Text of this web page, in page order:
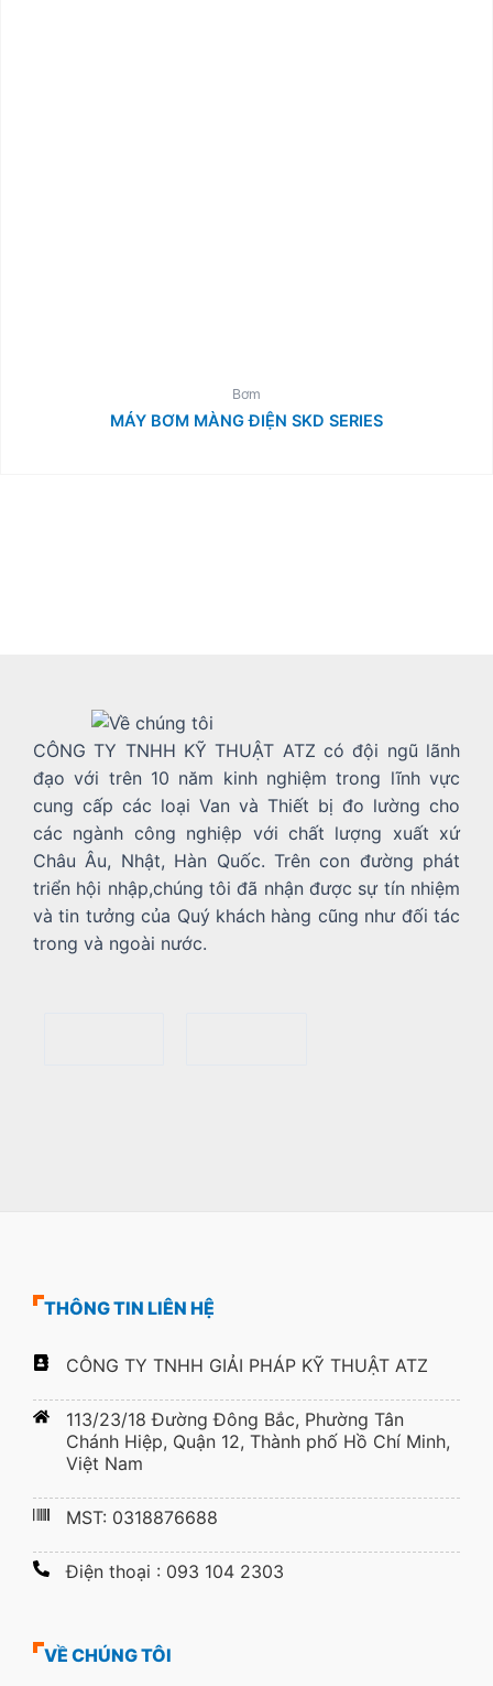
Bơm
MÁY BƠM MÀNG ĐIỆN SKD SERIES
CÔNG TY TNHH KỸ THUẬT ATZ có đội ngũ lãnh
đạo với trên 10 năm kinh nghiệm trong lĩnh vực
cung cấp các loại Van và Thiết bị đo lường cho
các ngành công nghiệp với chất lượng xuất xứ
Châu Âu, Nhật, Hàn Quốc. Trên con đường phát
triển hội nhập,chúng tôi đã nhận được sự tín nhiệm
và tin tưởng của Quý khách hàng cũng như đối tác
trong và ngoài nước.
THÔNG TIN LIÊN HỆ
CÔNG TY TNHH GIẢI PHÁP KỸ THUẬT ATZ
113/23/18 Đường Đông Bắc, Phường Tân
Chánh Hiệp, Quận 12, Thành phố Hồ Chí Minh,
Việt Nam
MST: 0318876688
Điện thoại : 093 104 2303
VỀ CHÚNG TÔI